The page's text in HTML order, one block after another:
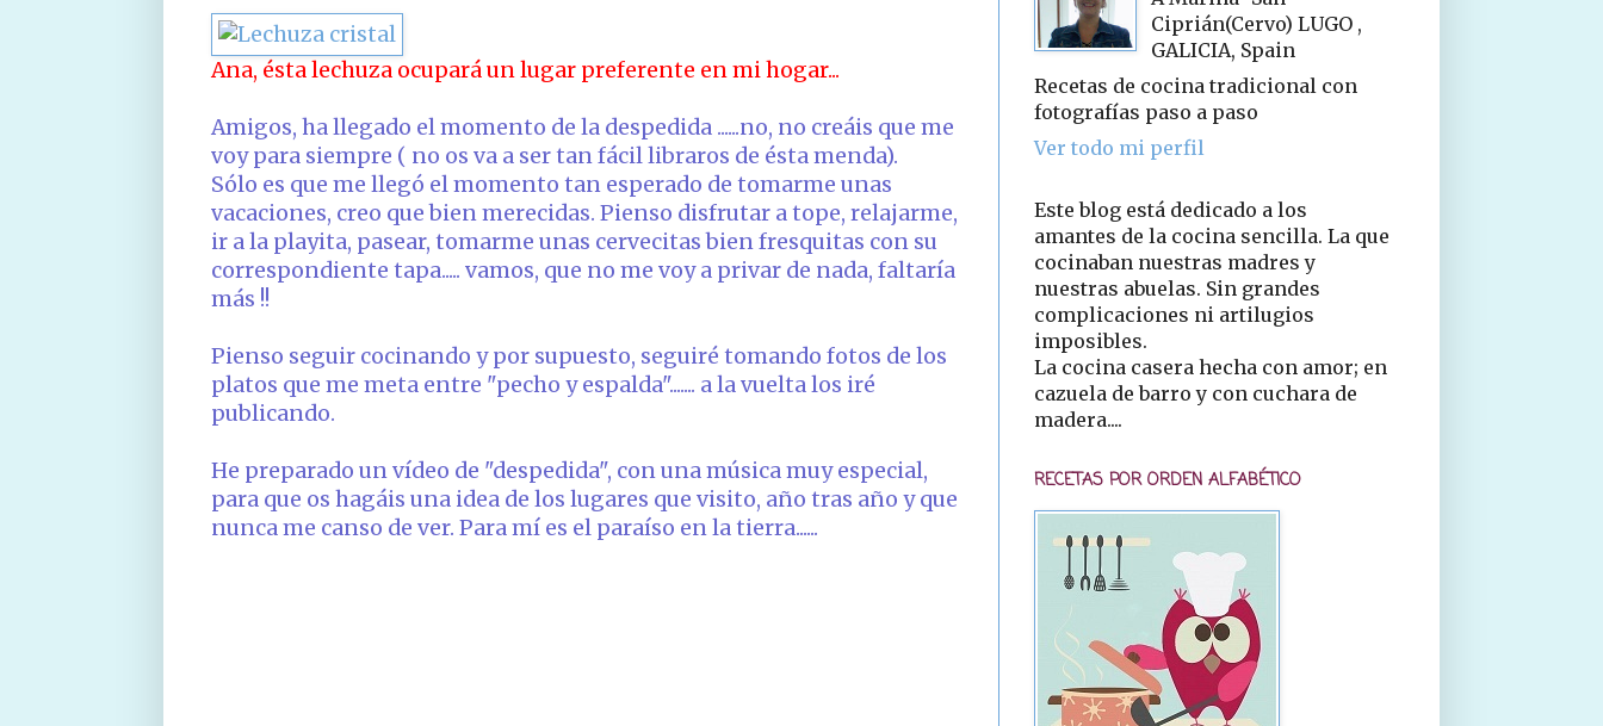
Ana, ésta lechuza ocupará un lugar preferente en mi hogar...
Amigos, ha llegado el momento de la despedida ......no, no creáis que me
voy para siempre ( no os va a ser tan fácil libraros de ésta menda).
Sólo es que me llegó el momento tan esperado de tomarme unas
vacaciones, creo que bien merecidas. Pienso disfrutar a tope, relajarme,
ir a la playita, pasear, tomarme unas cervecitas bien fresquitas con su
correspondiente tapa..... vamos, que no me voy a privar de nada, faltaría
más !!
Pienso seguir cocinando y por supuesto, seguiré tomando fotos de los
platos que me meta entre "pecho y espalda"....... a la vuelta los iré
publicando.
He preparado un vídeo de "despedida", con una música muy especial,
para que os hagáis una idea de los lugares que visito, año tras año y que
nunca me canso de ver. Para mí es el paraíso en la tierra......
Ciprián(Cervo) LUGO ,
GALICIA, Spain
Recetas de cocina tradicional con
fotografías paso a paso
Ver todo mi perfil
Este blog está dedicado a los
amantes de la cocina sencilla. La que
cocinaban nuestras madres y
nuestras abuelas. Sin grandes
complicaciones ni artilugios
imposibles.
La cocina casera hecha con amor; en
cazuela de barro y con cuchara de
madera....
RECETAS POR ORDEN ALFABÉTICO